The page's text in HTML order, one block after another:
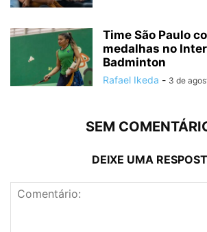
Time São Paulo
medalhas no
Badminton
Rafael Ikeda - 3 de
SEM
DEIXE UMA